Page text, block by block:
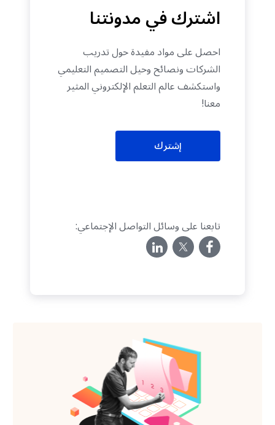
اشترك في مدونتنا
احصل على مواد مفيدة حول تدريب
الشركات ونصائح وحيل التصميم التعليمي
واستكشف عالم التعلم الإلكتروني المثير
معنا!
إشترك
تابعنا على وسائل التواصل الإجتماعي: